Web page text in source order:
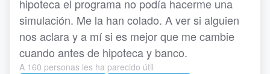
hipoteca el programa no podía hacerme una
simulación. Me la han colado. A ver si alguien
nos aclara y a mí si es mejor que me cambie
cuando antes de hipoteca y banco.
A 160 personas les ha parecido útil